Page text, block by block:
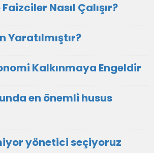
Nasıl Çalışır?
Yaratılmıştır?
Kalkınmaya Engeldir
en önemli husus
yönetici seçiyoruz